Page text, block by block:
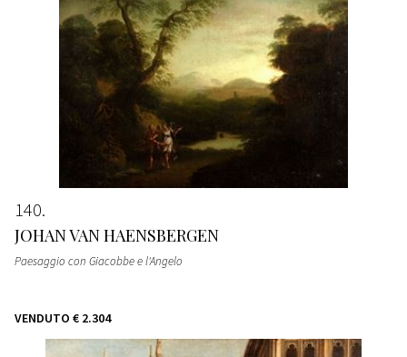
140
JOHAN VAN HAENSBERGEN
Paesaggio con Giacobbe e l'Angelo
VENDUTO € 2.304